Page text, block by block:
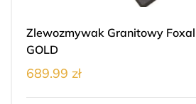
Zlewozmywak Granitowy
GOLD
689.99 zł